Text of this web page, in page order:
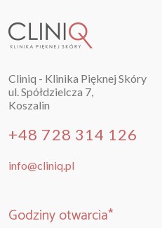
Cliniq - Klinika Pięknej Skóry
ul. Spółdzielcza 7,
Koszalin
+48 728 314 126
info@cliniq.pl
Godziny otwarcia*